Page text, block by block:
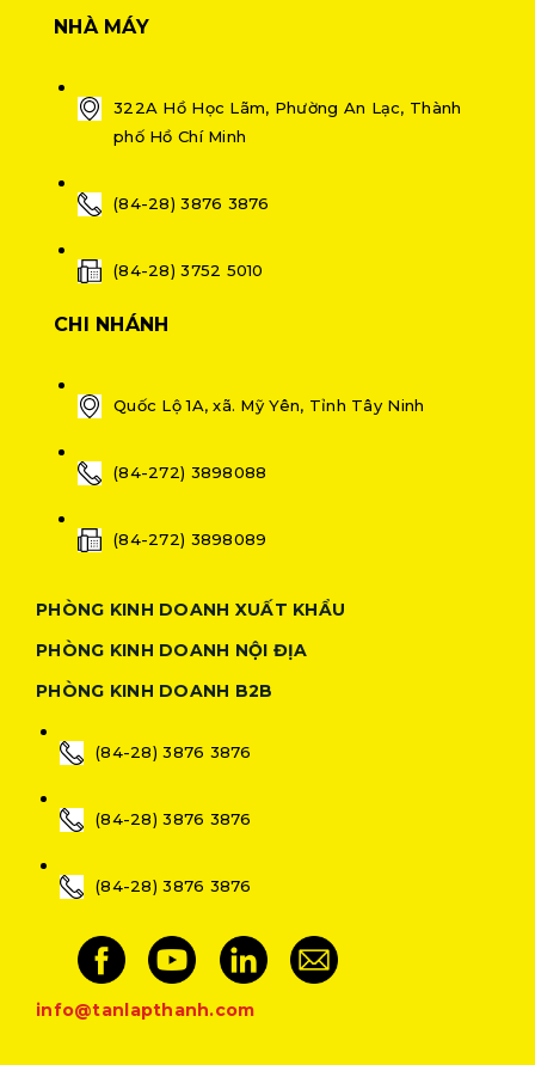
NHÀ MÁY
322A Hồ Học Lãm, Phường An Lạc, Thành
phố Hồ Chí Minh
(84-28) 3876 3876
(84-28) 3752 5010
CHI NHÁNH
Quốc Lộ 1A, xã. Mỹ Yên, Tỉnh Tây Ninh
(84-272) 3898088
(84-272) 3898089
PHÒNG KINH DOANH XUẤT KHẨU
PHÒNG KINH DOANH NỘI ĐỊA
PHÒNG KINH DOANH B2B
(84-28) 3876 3876
(84-28) 3876 3876
(84-28) 3876 3876
info@tanlapthanh.com